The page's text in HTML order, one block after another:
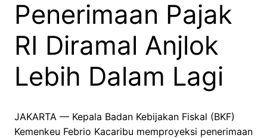
Penerimaan Pajak
RI Diramal Anjlok
Lebih Dalam Lagi
JAKARTA — Kepala Badan Kebijakan Fiskal (BKF)
Kemenkeu Febrio Kacaribu memproyeksi penerimaan